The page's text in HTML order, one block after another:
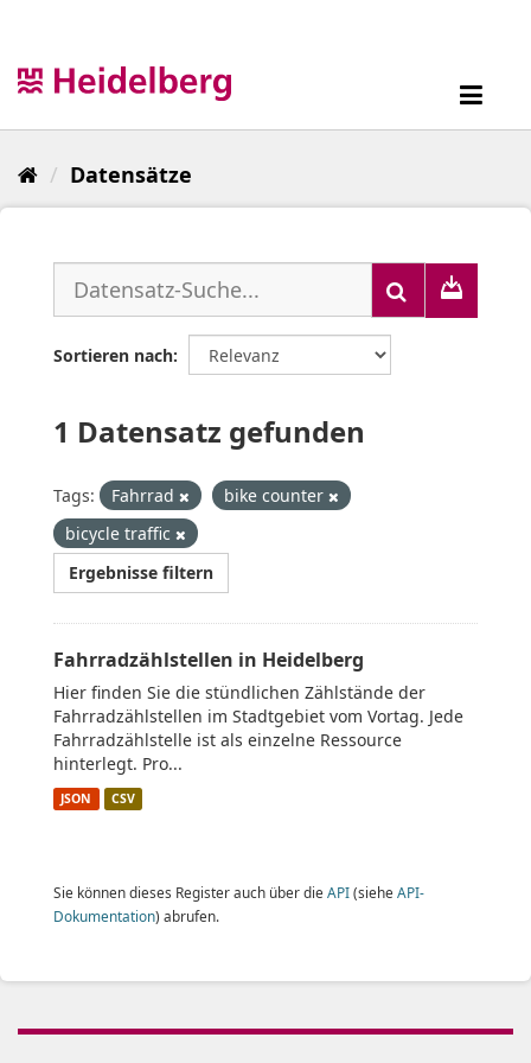
Datensätze
Sortieren nach
1 Datensatz gefunden
Tags: Fahrrad
bike counter
bicycle traffic
Ergebnisse filtern
Fahrradzählstellen in Heidelberg
Hier finden Sie die stündlichen Zählstände der
Fahrradzählstellen im Stadtgebiet vom Vortag. Jede
Fahrradzählstelle ist als einzelne Ressource
hinterlegt. Pro...
JSON CSV
Sie können dieses Register auch über die API(siehe API-
Dokumentation) abrufen.